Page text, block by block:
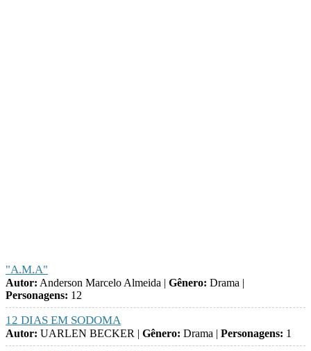
"A.M.A"
Autor: Anderson Marcelo Almeida | Gênero: Drama |
Personagens: 12
12 DIAS EM SODOMA
Autor: UARLEN BECKER | Gênero: Drama | Personagens: 1